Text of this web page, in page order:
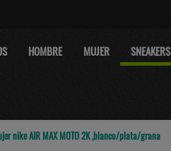
HOMBRE MUJER SNEAKERS
nike AIR MAX MOTO 2K ,blanco/plata/grana